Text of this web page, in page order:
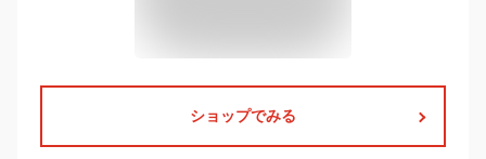
ショップでみる